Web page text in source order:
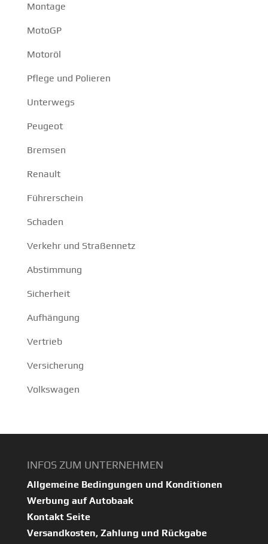
Montage
MotoGP
Motoröl
Pflege und Polieren
Unterwegs
Peugeot
Bremsen
Renault
Führerschein
Schaden
Verkehr und Straßennetz
Abstimmung
Sicherheit
Aufhängung
Vertrieb
Versicherung
Volkswagen
INFOS ZUM UNTERNEHMEN
Allgemeine Bedingungen und Konditionen
Werbung auf Autobaak
Kontakt Seite
Versandkosten, Zahlung und Rückgabe